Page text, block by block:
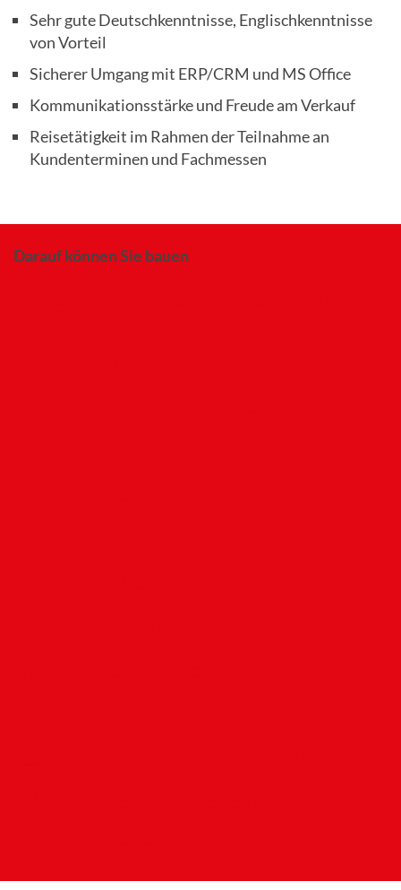
Sehr gute Deutschkenntnisse, Englischkenntnisse
von Vorteil
Sicherer Umgang mit ERP/CRM und MS Office
Kommunikationsstärke und Freude am Verkauf
Reisetätigkeit im Rahmen der Teilnahme an
Kundenterminen und Fachmessen
Darauf können Sie bauen